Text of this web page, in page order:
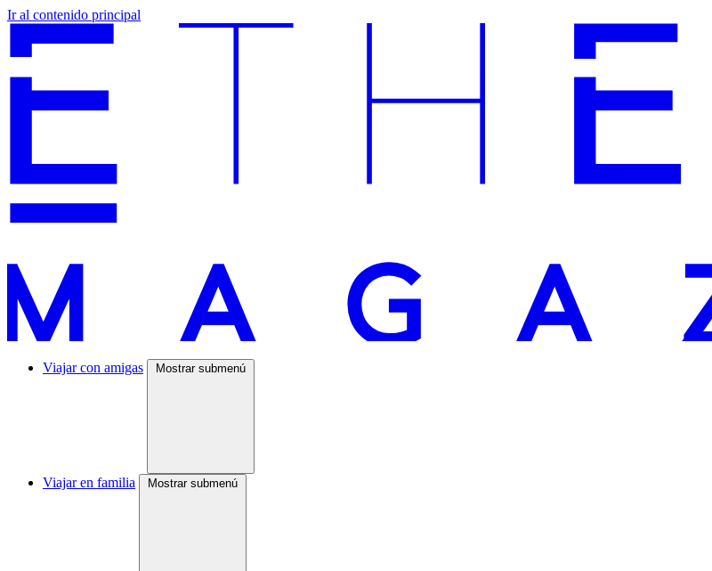
Ir al contenido principal
Viajar con amigas Mostrar submenú
Viajar en familia Mostrar submenú